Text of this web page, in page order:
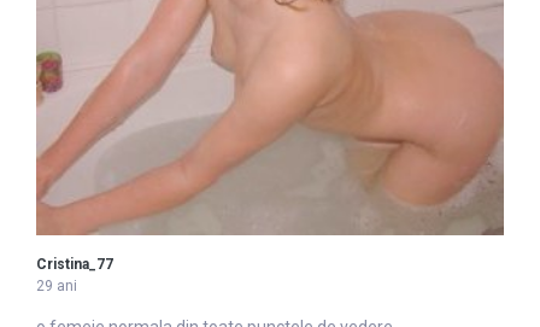
Cristina_77
29 ani